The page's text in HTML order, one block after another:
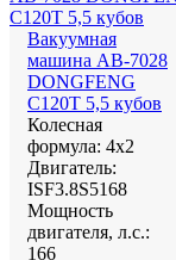
Вакуумная
машина АВ-7028
DONGFENG
C120T 5,5 кубов
Колесная
формула: 4х2
Двигатель:
ISF3.8S5168
Мощность
двигателя, л.с.:
166